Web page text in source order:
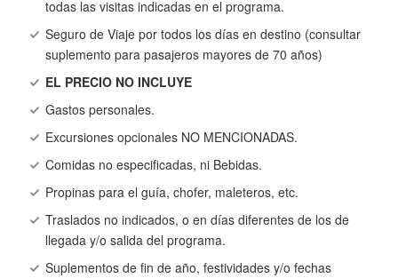
todas las visitas indicadas en el programa.
Seguro de Viaje por todos los días en destino (consultar
suplemento para pasajeros mayores de 70 años)
EL PRECIO NO INCLUYE
Gastos personales.
Excursiones opcionales NO MENCIONADAS.
Comidas no especificadas, ni Bebidas.
Propinas para el guía, chofer, maleteros, etc.
Traslados no indicados, o en días diferentes de los de
llegada y/o salida del programa.
Suplementos de fin de año, festividades y/o fechas